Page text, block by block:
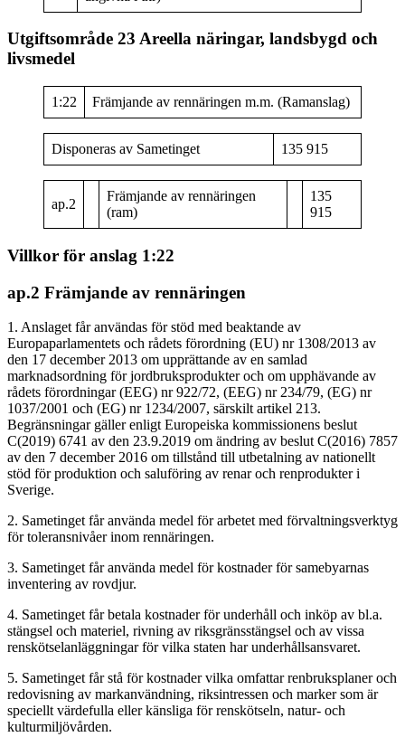
Utgiftsområde 23 Areella näringar, landsbygd och
livsmedel
1:22 Främjande av rennäringen m.m. (Ramanslag)
Disponeras av Sametinget 135 915
ap.2
Främjande av rennäringen
(ram)
135
915
Villkor för anslag 1:22
ap.2 Främjande av rennäringen
1. Anslaget får användas för stöd med beaktande av
Europaparlamentets och rådets förordning (EU) nr 1308/2013 av
den 17 december 2013 om upprättande av en samlad
marknadsordning för jordbruksprodukter och om upphävande av
rådets förordningar (EEG) nr 922/72, (EEG) nr 234/79, (EG) nr
1037/2001 och (EG) nr 1234/2007, särskilt artikel 213.
Begränsningar gäller enligt Europeiska kommissionens beslut
C(2019) 6741 av den 23.9.2019 om ändring av beslut C(2016) 7857
av den 7 december 2016 om tillstånd till utbetalning av nationellt
stöd för produktion och saluföring av renar och renprodukter i
Sverige.
2. Sametinget får använda medel för arbetet med förvaltningsverktyg
för toleransnivåer inom rennäringen.
3. Sametinget får använda medel för kostnader för samebyarnas
inventering av rovdjur.
4. Sametinget får betala kostnader för underhåll och inköp av bl.a.
stängsel och materiel, rivning av riksgränsstängsel och av vissa
renskötselanläggningar för vilka staten har underhållsansvaret.
5. Sametinget får stå för kostnader vilka omfattar renbruksplaner och
redovisning av markanvändning, riksintressen och marker som är
speciellt värdefulla eller känsliga för renskötseln, natur- och
kulturmiljövården.